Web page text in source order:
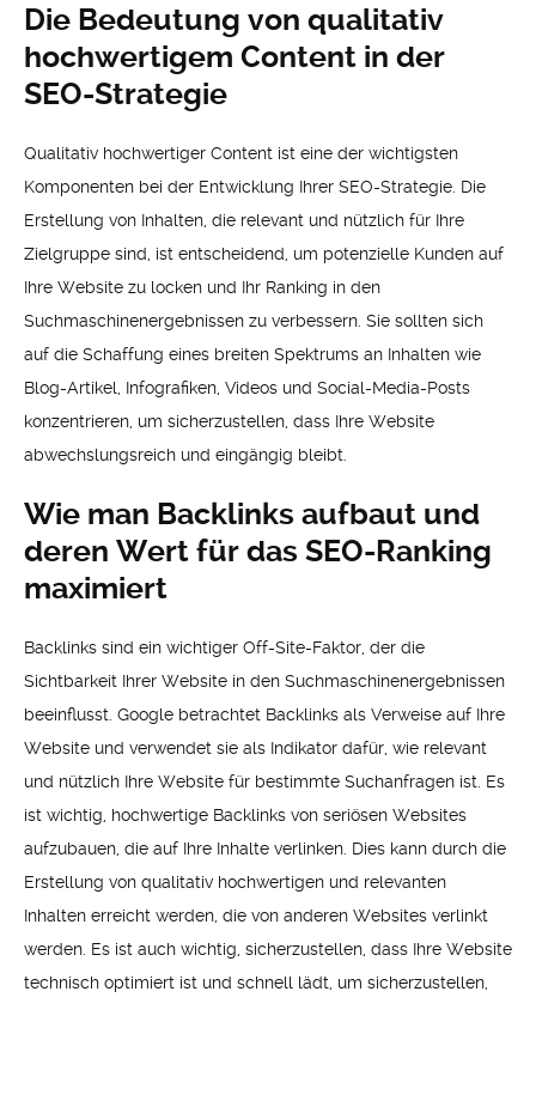
Die Bedeutung von qualitativ
hochwertigem Content in der
SEO-Strategie
Qualitativ hochwertiger Content ist eine der wichtigsten
Komponenten bei der Entwicklung Ihrer SEO-Strategie. Die
Erstellung von Inhalten, die relevant und nützlich für Ihre
Zielgruppe sind, ist entscheidend, um potenzielle Kunden auf
Ihre Website zu locken und Ihr Ranking in den
Suchmaschinenergebnissen zu verbessern. Sie sollten sich
auf die Schaffung eines breiten Spektrums an Inhalten wie
Blog-Artikel, Infografiken, Videos und Social-Media-Posts
konzentrieren, um sicherzustellen, dass Ihre Website
abwechslungsreich und eingängig bleibt.
Wie man Backlinks aufbaut und
deren Wert für das SEO-Ranking
maximiert
Backlinks sind ein wichtiger Off-Site-Faktor, der die
Sichtbarkeit Ihrer Website in den Suchmaschinenergebnissen
beeinflusst. Google betrachtet Backlinks als Verweise auf Ihre
Website und verwendet sie als Indikator dafür, wie relevant
und nützlich Ihre Website für bestimmte Suchanfragen ist. Es
ist wichtig, hochwertige Backlinks von seriösen Websites
aufzubauen, die auf Ihre Inhalte verlinken. Dies kann durch die
Erstellung von qualitativ hochwertigen und relevanten
Inhalten erreicht werden, die von anderen Websites verlinkt
werden. Es ist auch wichtig, sicherzustellen, dass Ihre Website
technisch optimiert ist und schnell lädt, um sicherzustellen,